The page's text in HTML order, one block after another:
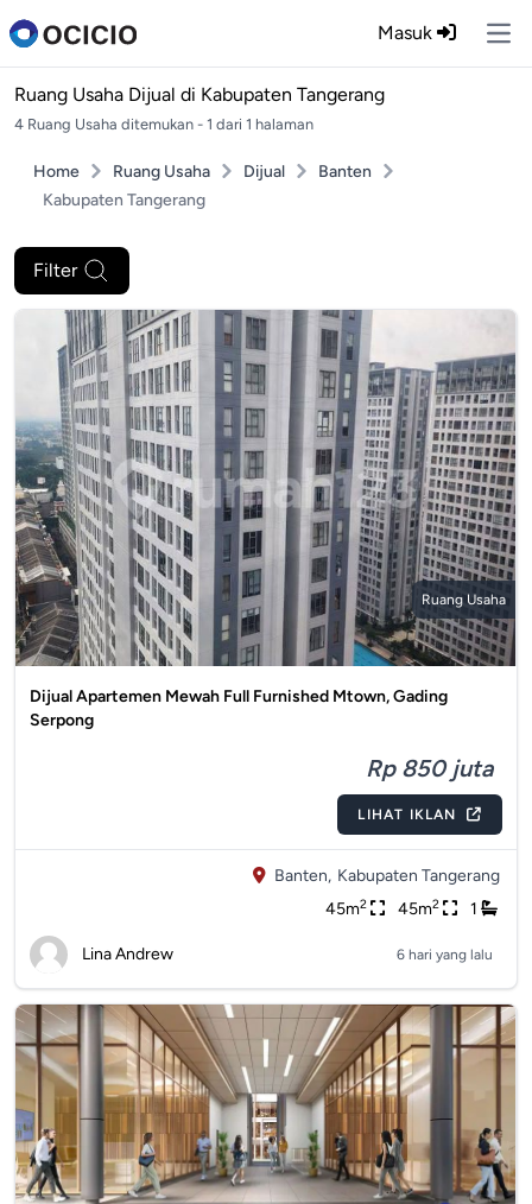
Masuk
Ruang Usaha Dijual di Kabupaten Tangerang
4 Ruang Usaha ditemukan - 1 dari 1 halaman
Home Ruang Usaha Dijual
Banten
Kabupaten Tangerang
Filter
Ruang Usaha
Dijual Apartemen Mewah Full Furnished Mtown, Gading
Serpong
Rp 850 juta
LIHAT IKLAN
Banten, Kabupaten Tangerang
45m2 45m2 1
Lina Andrew 6 hari yang lalu